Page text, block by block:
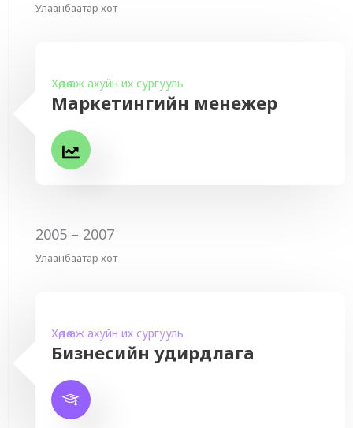
Хөдөө аж ахуйн их сургууль
Маркетингийн менежер
Улаанбаатар хот
Хөдөө аж ахуйн их сургууль
Бизнесийн удирдлага
2005 – 2007
Улаанбаатар хот